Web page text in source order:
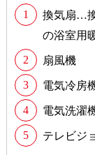
換気扇…
の浴室用
扇風機
電気冷房
電気洗濯
テレビジ